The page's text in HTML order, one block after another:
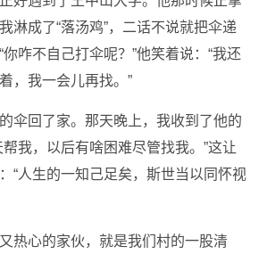
淋成了“落汤鸡”，二话不说就把伞递
咋不自己打伞呢？”他笑着说：“我还
，我一会儿再找。”
伞回了家。那天晚上，我收到了他的
我，以后有啥困难尽管找我。”这让
“人生的一知己足矣，斯世当以同怀视
热心的家伙，就是我们村的一股清